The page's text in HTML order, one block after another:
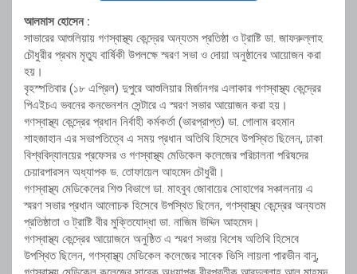
আলমাস হোসেন :
সাভারের আশুলিয়ায় গণস্বাস্থ্য কেন্দ্রের অন্যতম প্রতিষ্ঠা ও ট্রাষ্টি ডা. জাফরুল্লাহ
চৌধুরীর প্রথম মৃত্যু বার্ষিকী উপলক্ষে স্মরণ সভা ও দোয়া অনুষ্ঠানের আয়োজন করা
হয়।
বৃহস্পতিবার (১৮ এপ্রিল) দুপুরে আশুলিয়ার মির্জানগর এলাকার গণস্বাস্থ্য কেন্দ্রের
পিএইচএ ভবনের কনভেনশন সেন্টারে এ স্মরণ সভার আয়োজন করা হয়।
গণস্বাস্থ্য কেন্দ্রের প্রধান নির্বাহী কর্মকর্তা (ভারপ্রাপ্ত) ডা. গোলাম রহমান
শাহজাহান এর সভাপতিত্বে এ সময় প্রধান অতিথি হিসেবে উপস্থিত ছিলেন, ঢাকা
বিশ্ববিদ্যালয়ের প্রফেসর ও গণস্বাস্থ্য মেডিকেল কলেজের পরিচালনা পরিষদের
চেয়ারপারসন অধ্যাপক ড. তোফায়েল আহমেদ চৌধুরী।
গণস্বাস্থ্য মেডিকেলের শিশু বিভাগে ডা. মাহবুব জোবায়ের সোহাগের সঞ্চালনায় এ
স্মরণ সভার প্রধান আলোচক হিসেবে উপস্থিত ছিলেন, গণস্বাস্থ্য কেন্দ্রের অন্যতম
প্রতিষ্ঠাতা ও ট্রাষ্টি বীর মুক্তিযোদ্ধা ডা. নাজিম উদ্দিন আহমেদ।
গণস্বাস্থ্য কেন্দ্রের আয়োজনে অনুষ্ঠিত এ স্মরণ সভায় বিশেষ অতিথি হিসেবে
উপস্থিত ছিলেন, গণস্বাস্থ্য মেডিকেল কলেজের সাবেক ভিসি লায়লা পারভীন বানু,